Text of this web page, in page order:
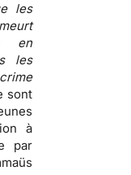
les
en
les
sont
à
par